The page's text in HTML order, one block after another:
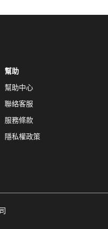
幫助
幫助中心
聯絡客服
服務條款
隱私權政策